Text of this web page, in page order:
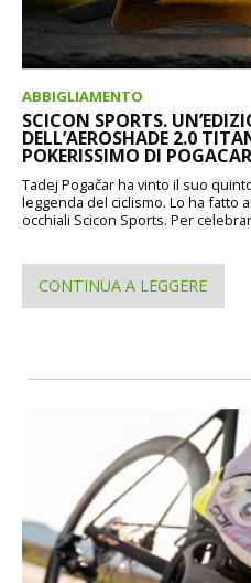
ABBIGLIAMENTO
SCICON SPORTS.
DELL’AEROSHADE 2.0
POKERISSIMO DI POGACAR
Tadej Pogačar ha vinto il suo
leggenda del ciclismo. Lo ha fatto
occhiali Scicon Sports. Per
CONTINUA A LEGGERE